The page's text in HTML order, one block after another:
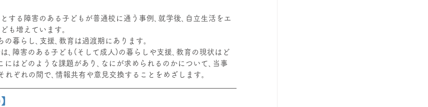
する障害のある子どもが普通校に通う事例､就学後､自立生活をエ
も増えています。
の暮らし､支援､教育は過渡期にあります。
､障害のある子ども(そして成人)の暮らしや支援､教育の現状はど
にはどのような課題があり､なにが求められるのかについて､当事
れぞれの間で､情報共有や意見交換することをめざします。